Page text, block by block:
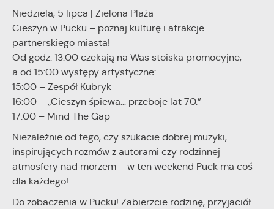
Niedziela, 5 lipca | Zielona Plaża
Cieszyn w Pucku – poznaj kulturę i atrakcje
partnerskiego miasta!
Od godz. 13:00 czekają na Was stoiska promocyjne,
a od 15:00 występy artystyczne:
15:00 – Zespół Kubryk
16:00 – „Cieszyn śpiewa… przeboje lat 70.”
17:00 – Mind The Gap
Niezależnie od tego, czy szukacie dobrej muzyki,
inspirujących rozmów z autorami czy rodzinnej
atmosfery nad morzem – w ten weekend Puck ma coś
dla każdego!
Do zobaczenia w Pucku! Zabierzcie rodzinę, przyjaciół
charakterze pośredników prezentujących nasze treści w
postaci wiadomości, ofert, komunikatów mediów
społecznościowych.